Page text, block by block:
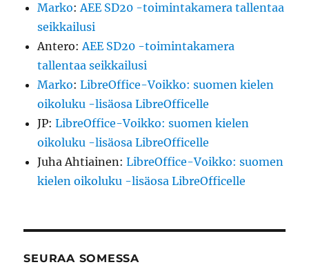
Marko:AEE SD20 -toimintakamera tallentaa
seikkailusi
Antero:AEE SD20 -toimintakamera
tallentaa seikkailusi
Marko:LibreOffice-Voikko: suomen kielen
oikoluku -lisäosa LibreOfficelle
JP:LibreOffice-Voikko: suomen kielen
oikoluku -lisäosa LibreOfficelle
Juha Ahtiainen:LibreOffice-Voikko: suomen
kielen oikoluku -lisäosa LibreOfficelle
SEURAA SOMESSA